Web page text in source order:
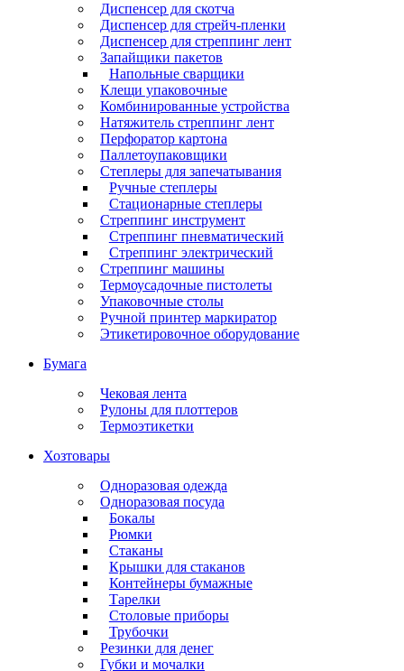
Диспенсер для скотча
Диспенсер для стрейч-пленки
Диспенсер для стреппинг лент
Запайщики пакетов
Напольные сварщики
Клещи упаковочные
Комбинированные устройства
Натяжитель стреппинг лент
Перфоратор картона
Паллетоупаковщики
Степлеры для запечатывания
Ручные степлеры
Стационарные степлеры
Стреппинг инструмент
Стреппинг пневматический
Стреппинг электрический
Стреппинг машины
Термоусадочные пистолеты
Упаковочные столы
Ручной принтер маркиратор
Этикетировочное оборудование
Бумага
Чековая лента
Рулоны для плоттеров
Термоэтикетки
Хозтовары
Одноразовая одежда
Одноразовая посуда
Бокалы
Рюмки
Стаканы
Крышки для стаканов
Контейнеры бумажные
Тарелки
Столовые приборы
Трубочки
Резинки для денег
Губки и мочалки